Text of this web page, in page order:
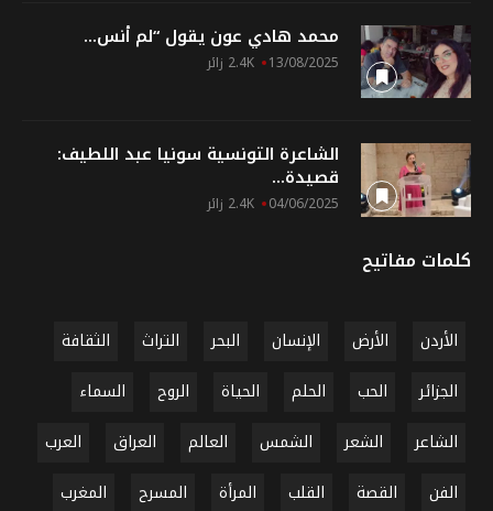
محمد هادي عون يقول “لم أنس...
13/08/2025 2.4K زائر
الشاعرة التونسية سونيا عبد اللطيف:
قصيدة...
04/06/2025 2.4K زائر
كلمات مفاتيح
الأردن الأرض الإنسان البحر التراث
الثقافة
الجزائر
الحب الحلم الحياة الروح
السماء
الشاعر
الشعر الشمس العالم العراق
العرب
الفن
القصة القلب المرأة المسرح
المغرب